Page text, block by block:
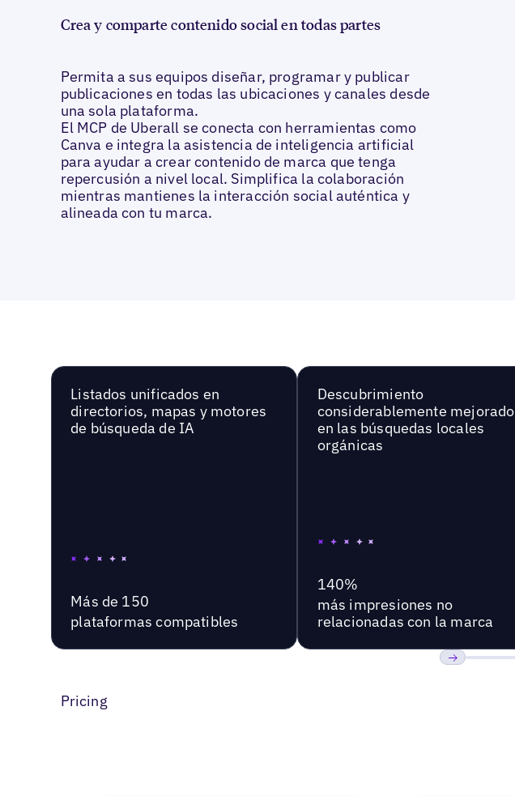
Crea y comparte contenido social en todas partes
Permita a sus equipos diseñar, programar y publicar
publicaciones en todas las ubicaciones y canales desde
una sola plataforma.
El MCP de Uberall se conecta con herramientas como
Canva e integra la asistencia de inteligencia artificial
para ayudar a crear contenido de marca que tenga
repercusión a nivel local. Simplifica la colaboración
mientras mantienes la interacción social auténtica y
alineada con tu marca.
Listados unificados en
directorios, mapas y motores
de búsqueda de IA
Más de 150
plataformas compatibles
Descubrimiento
considerablemente mejorado
en las búsquedas locales
orgánicas
140%
más impresiones no
relacionadas con la marca
Pricing